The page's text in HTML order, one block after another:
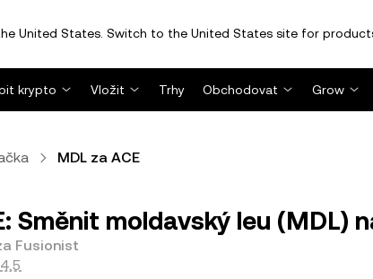
United States. Switch to the United States site for
krypto
Vložit Trhy Obchodovat Grow
MDL za ACE
Směnit moldavský leu (MDL)
Fusionist
4,5